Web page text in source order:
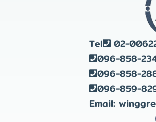
Tel 02-
096-858-
096-858-
096-859-
Email: